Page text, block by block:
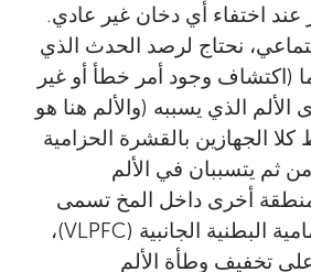
عند اختفاء أي دخان غير عادي.
نحتاج لرصد الحدث الذي
ما (اكتشاف وجود أمر خطأ أو غير
الذي يسببه (والألم هنا هو
الجهازين بالقشرة الحزامية
ثم يتسببان في الألم
أخرى داخل المخ تسمى
القشرة الجبهية الأمامية البطنية الجانبية (VLPFC)،
تخفيف وطأة الألم